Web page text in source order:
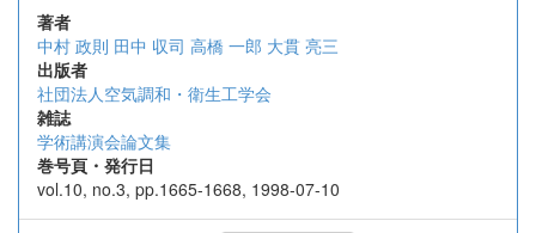
著者
中村 政則 田中 収司 高橋 一郎 大貫 亮三
出版者
社団法人空気調和・衛生工学会
雑誌
学術講演会論文集
巻号頁・発行日
vol.10, no.3, pp.1665-1668, 1998-07-10